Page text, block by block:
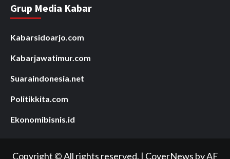
Grup Media Kabar
Kabarsidoarjo.com
Kabarjawatimur.com
Suaraindonesia.net
Politikkita.com
Ekonomibisnis.id
Copyright © All rights reserved. | CoverNews by AF